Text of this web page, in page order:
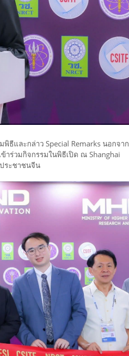
ธีและกล่าว Special Remarks นอกจาก
ร่วมกิจกรรมในพิธีเปิด ณ Shanghai
ระชาชนจีน